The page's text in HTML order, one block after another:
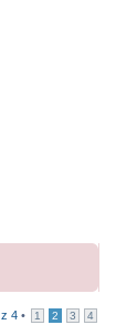
z4 • 1 2 3 4